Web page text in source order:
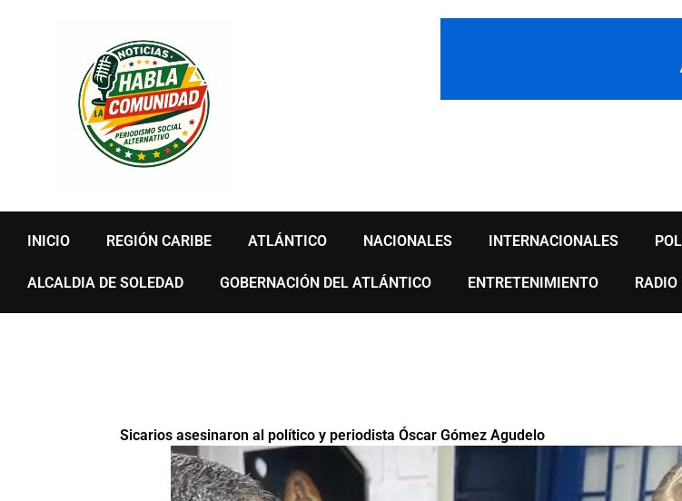
INICIO REGIÓN CARIBE ATLÁNTICO NACIONALES INTERNACIONALES
ALCALDIA DE SOLEDAD GOBERNACIÓN DEL ATLÁNTICO ENTRETENIMIENTO RADIO
Sicarios asesinaron al político y periodista Óscar Gómez Agudelo